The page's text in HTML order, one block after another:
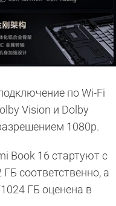
по Wi-Fi
Vision и Dolby
1080p.
Book 16 стартуют с
соответственно, а
ГБ оценена в